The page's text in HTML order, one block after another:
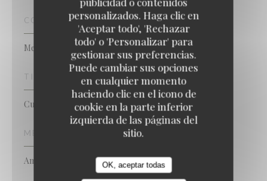
personalizados. Haga clic en
'Aceptar todo', 'Rechazar
todo' o 'Personalizar' para
gestionar sus preferencias.
Puede cambiar sus opciones
en cualquier momento
haciendo clic en el icono de
cookie en la parte inferior
izquierda de las páginas del
sitio.
OK, aceptar todas
COCINA
Mediterránea
TIPO DE NEGOCIO
Cueva para comer
MÉTODOS DE PAGO
American Express, Efectivo, Tarjeta de Crédito